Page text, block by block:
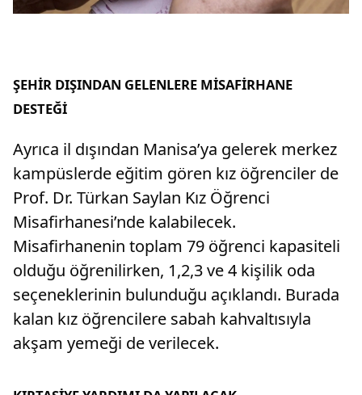
ŞEHİR DIŞINDAN GELENLERE MİSAFİRHANE
DESTEĞİ
Ayrıca il dışından Manisa’ya gelerek merkez
kampüslerde eğitim gören kız öğrenciler de
Prof. Dr. Türkan Saylan Kız Öğrenci
Misafirhanesi’nde kalabilecek.
Misafirhanenin toplam 79 öğrenci kapasiteli
olduğu öğrenilirken, 1,2,3 ve 4 kişilik oda
seçeneklerinin bulunduğu açıklandı. Burada
kalan kız öğrencilere sabah kahvaltısıyla
akşam yemeği de verilecek.